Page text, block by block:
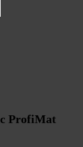
ProfiMat